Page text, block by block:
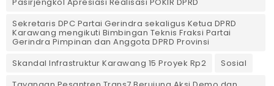
Sekretaris DPC Partai Gerindra sekaligus Ketua DPRD
Karawang mengikuti Bimbingan Teknis Fraksi Partai
Gerindra Pimpinan dan Anggota DPRD Provinsi
Skandal Infrastruktur Karawang 15 Proyek Rp2
Sosial